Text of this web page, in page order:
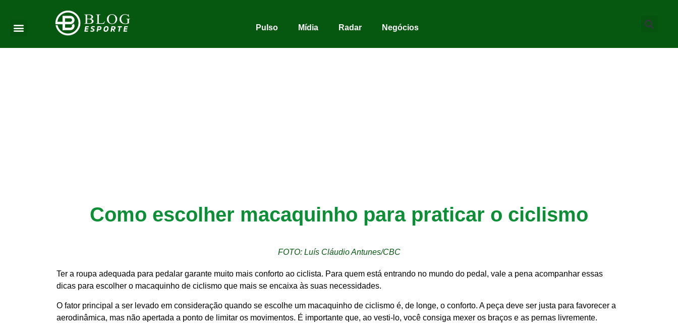
Pulso Mídia Radar Negócios
Como escolher macaquinho para praticar o ciclismo
FOTO: Luís Cláudio Antunes/CBC
Ter a roupa adequada para pedalar garante muito mais conforto ao ciclista. Para quem está entrando no mundo do pedal, vale a pena acompanhar essas
dicas para escolher o macaquinho de ciclismo que mais se encaixa às suas necessidades.
O fator principal a ser levado em consideração quando se escolhe um macaquinho de ciclismo é, de longe, o conforto. A peça deve ser justa para favorecer a
aerodinâmica, mas não apertada a ponto de limitar os movimentos. É importante que, ao vesti-lo, você consiga mexer os braços e as pernas livremente.